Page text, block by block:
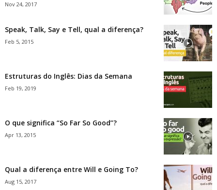
Nov 24, 2017
Speak, Talk, Say e Tell, qual a diferença?
Feb 5, 2015
Estruturas do Inglês: Dias da Semana
Feb 19, 2019
O que significa “So Far So Good”?
Apr 13, 2015
Qual a diferença entre Will e Going To?
Aug 15, 2017